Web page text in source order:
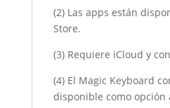
(2) Las apps están
Store.
(3) Requiere iCloud y
(4) El Magic Keyboard
disponible como opción